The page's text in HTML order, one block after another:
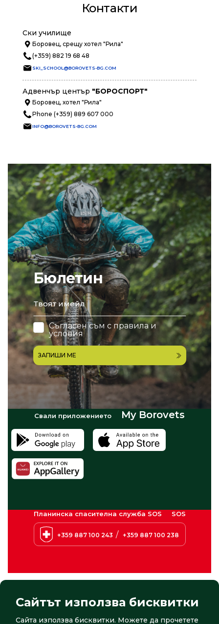
Бюлетин
email
Съгласен съм с правила и
условия
ЗАПИШИ МЕ
Контакти
Ски училище
Боровец, срещу хотел "Рила"
(+359) 882 19 68 48
SKI_SCHOOL@BOROVETS-BG.COM
Адвенчър център "БОРОСПОРТ"
Боровец, хотел "Рила"
Phone (+359) 889 607 000
INFO@BOROVETS-BG.COM
Свали приложението My Borovets
Планинска спасителна служба SOS SOS
+359 887 100 243 / +359 887 100 238
© 2026 Боровец. Всички права запазени Сайт от:СтудиоХ
Сайтът използва бисквитки
Сайта използва бисквитки. Можете да прочетете